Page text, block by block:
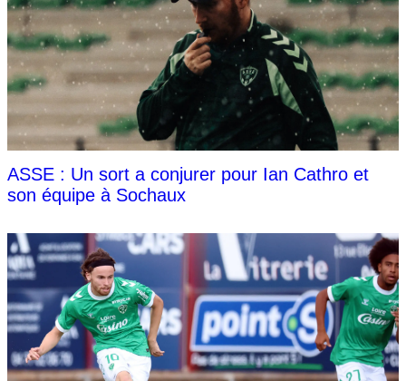
ASSE : Un sort a conjurer pour Ian Cathro et
son équipe à Sochaux